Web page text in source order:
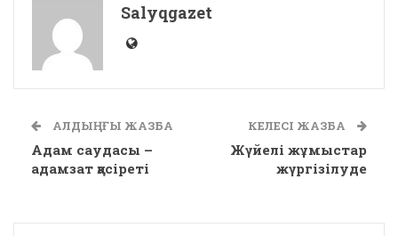
Salyqgazet
АЛДЫҢҒЫ ЖАЗБА
Адам саудасы –
адамзат қасіреті
КЕЛЕСІ ЖАЗБА
Жүйелі жұмыстар
жүргізілуде